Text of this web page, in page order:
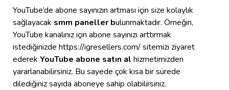
YouTube’de abone sayınızın artması için size kolaylık
sağlayacak smm paneller bulunmaktadır. Örneğin,
YouTube kanalınız için abone sayınızı arttırmak
istediğinizde https://igresellers.com/ sitemizi ziyaret
ederek YouTube abone satın al hizmetimizden
yararlanabilirsiniz. Bu sayede çok kısa bir sürede
dilediğiniz sayıda aboneye sahip olabilirsiniz.